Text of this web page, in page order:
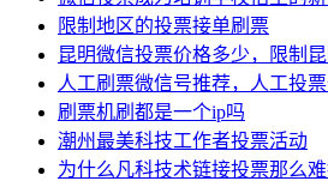
限制地区的投票接单刷票
昆明微信投票价格多少，限制
人工刷票微信号推荐，人工投
刷票机刷都是一个ip吗
潮州最美科技工作者投票活动
为什么凡科技术链接投票那么